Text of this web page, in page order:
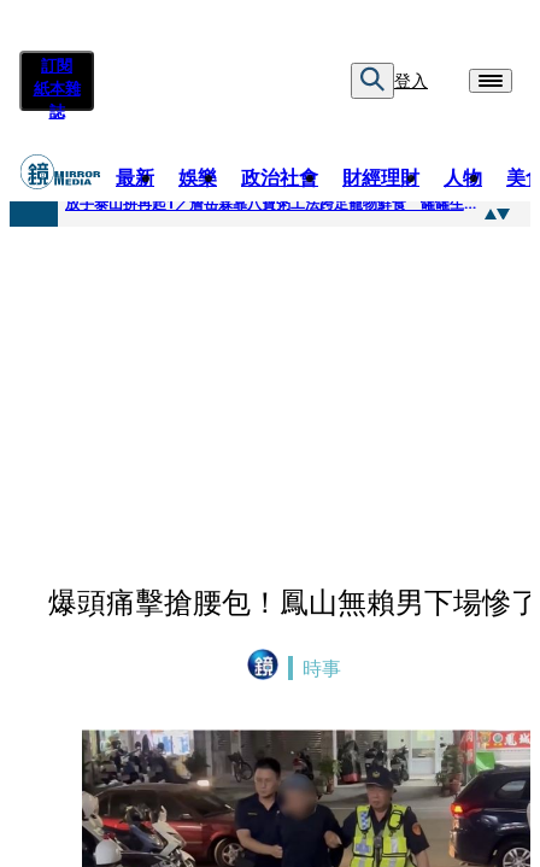
訂閱
紙本雜
誌
登入
最新 娛樂 政治社會 財經理財 人物 美
快訊
放手泰山拚再起1／詹岳霖靠八寶粥工法跨足寵物鮮食 罐罐生產前先請「叼嘴王后」試吃
爆頭痛擊搶腰包！鳳山無賴男下場慘了
時事